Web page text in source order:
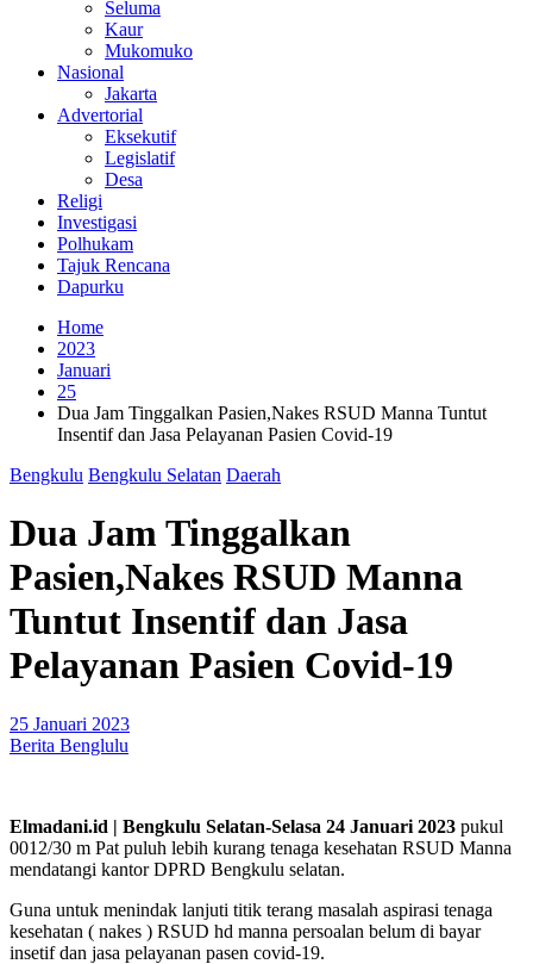
Seluma
Kaur
Mukomuko
Nasional
Jakarta
Advertorial
Eksekutif
Legislatif
Desa
Religi
Investigasi
Polhukam
Tajuk Rencana
Dapurku
Home
2023
Januari
25
Dua Jam Tinggalkan Pasien,Nakes RSUD Manna Tuntut
Insentif dan Jasa Pelayanan Pasien Covid-19
Bengkulu Bengkulu Selatan Daerah
Dua Jam Tinggalkan
Pasien,Nakes RSUD Manna
Tuntut Insentif dan Jasa
Pelayanan Pasien Covid-19
25 Januari 2023
Berita Benglulu
Elmadani.id | Bengkulu Selatan-Selasa 24 Januari 2023 pukul
0012/30 m Pat puluh lebih kurang tenaga kesehatan RSUD Manna
mendatangi kantor DPRD Bengkulu selatan.
Guna untuk menindak lanjuti titik terang masalah aspirasi tenaga
kesehatan ( nakes ) RSUD hd manna persoalan belum di bayar
insetif dan jasa pelayanan pasen covid-19.